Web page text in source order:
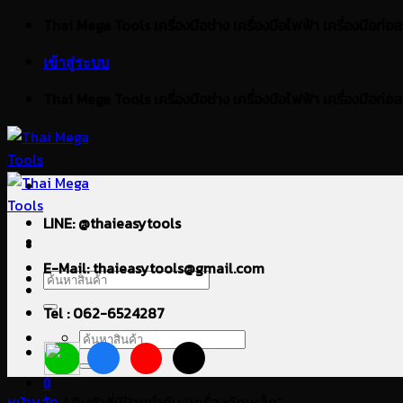
เข้าสู่ระบบ
ค้นหา:
ค้นหา:
0
LINE: @thaieasytools
E-Mail: thaieasytools@gmail.com
Tel : 062-6524287